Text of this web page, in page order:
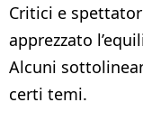
Critici e
apprezzato
Alcuni
certi temi.